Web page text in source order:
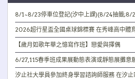
8/1~8/23停車位登記(汐中上課)(8/24抽籤;8/
2026超行星盃全國桌球錦標賽 在秀峰高中體
【歲月如歌年華之憶寫作班】戀愛與擇偶
6/27,115春季班成果展動態表演或靜態展攤意
汐止社大學員參加終身學習諮詢師服務 在汐